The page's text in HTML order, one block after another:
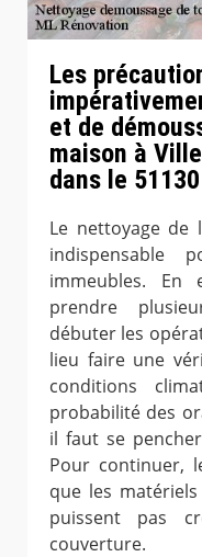
Les
et de
maison à
dans le 51130
Le nettoyage
indispensable
immeubles.
prendre
débuter les
lieu faire une
conditions
probabilité des
il faut se
Pour continuer,
que les
puissent pas
couverture.